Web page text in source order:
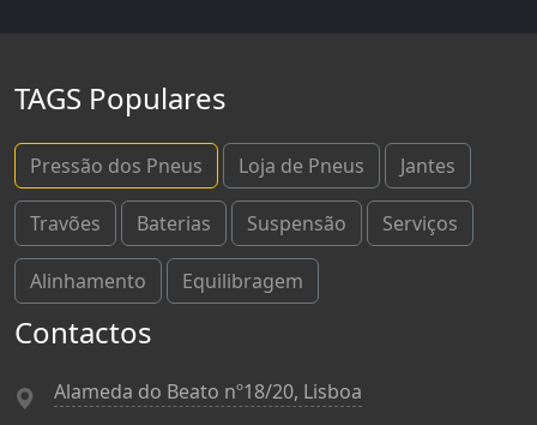
TAGS Populares
Pressão dos Pneus Loja de Pneus Jantes
Travões Baterias Suspensão Serviços
Alinhamento Equilibragem
Contactos
Alameda do Beato nº18/20, Lisboa